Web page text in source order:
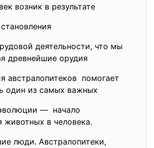
возник в результате
деятельности, что мы
древнейшие орудия
австралопитеков помогает
один из самых важных
— начало
животных в человека.
люди. Австралопитеки,